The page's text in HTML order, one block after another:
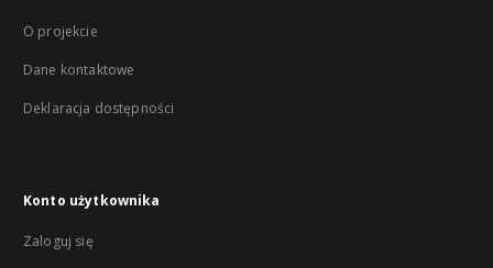
O projekcie
Dane kontaktowe
Deklaracja dostępności
Konto użytkownika
Zaloguj się